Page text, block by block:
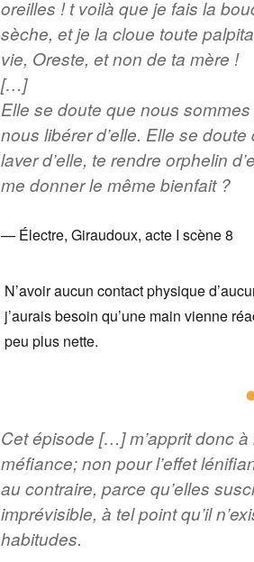
oreilles ! t voilà que je fais la
sèche, et je la cloue toute
vie, Oreste, et non de ta mère !
[…]
Elle se doute que nous
nous libérer d’elle. Elle se
laver d’elle, te rendre orphelin
me donner le même bienfait ?
Électre, Giraudoux, acte I scène 8
N’avoir aucun contact physique
j’aurais besoin qu’une main vienne
peu plus nette.
Cet épisode […] m’apprit donc
méfiance; non pour l’effet
au contraire, parce qu’elles
imprévisible, à tel point qu’il
habitudes.